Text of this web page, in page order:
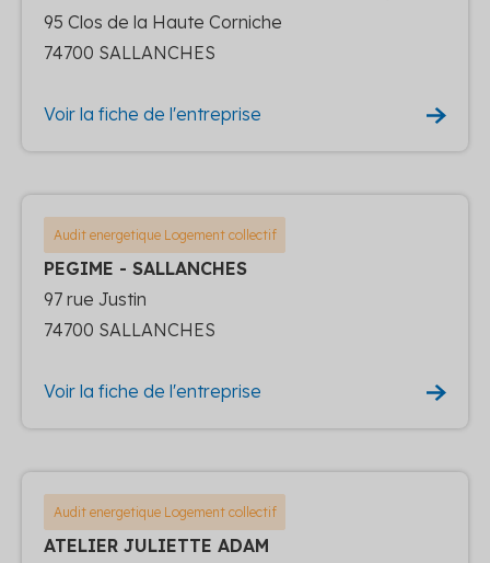
95 Clos de la Haute Corniche
74700 SALLANCHES
Voir la fiche de l'entreprise
Audit energetique Logement collectif
PEGIME - SALLANCHES
97 rue Justin
74700 SALLANCHES
Voir la fiche de l'entreprise
Audit energetique Logement collectif
ATELIER JULIETTE ADAM